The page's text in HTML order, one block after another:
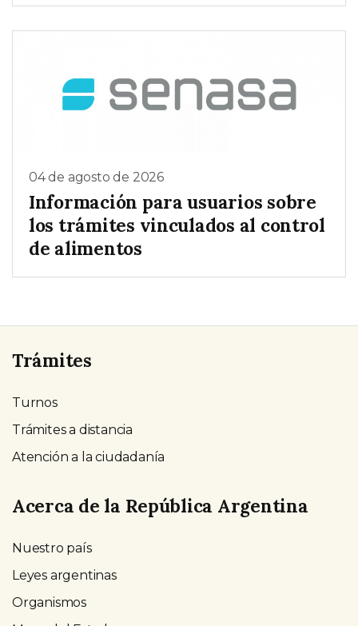
04 de agosto de 2026
Información para usuarios sobre
los trámites vinculados al control
de alimentos
Trámites
Turnos
Trámites a distancia
Atención a la ciudadanía
Acerca de la República Argentina
Nuestro país
Leyes argentinas
Organismos